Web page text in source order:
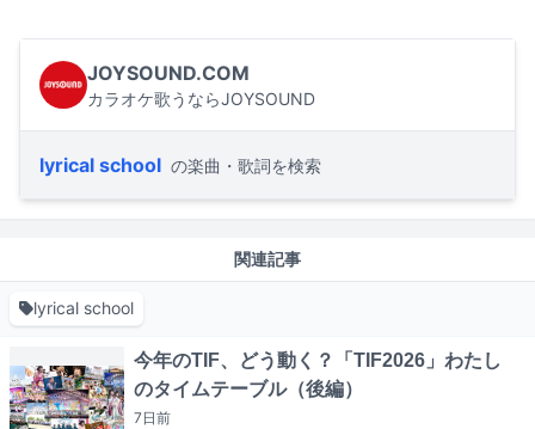
JOYSOUND.COM
カラオケ歌うならJOYSOUND
lyrical school の楽曲・歌詞を検索
関連記事
lyrical school
今年のTIF、どう動く？「TIF2026」わたし
のタイムテーブル（後編）
7日前